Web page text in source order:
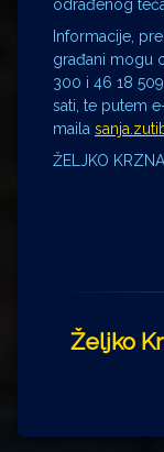
odrađenog
Informacije,
građani mogu
300 i 46 18
sati, te putem
maila
ŽELJKO
Željko